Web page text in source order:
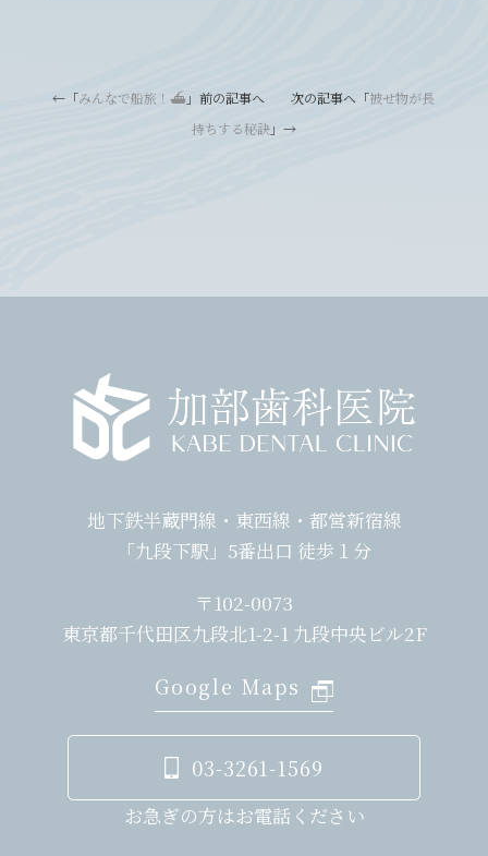
←「みんなで船旅！⛴」前の記事へ 次の記事へ「被せ物が長
持ちする秘訣」→
地下鉄半蔵門線・東西線・都営新宿線
「九段下駅」5番出口 徒歩１分
〒102-0073
東京都千代田区九段北1-2-1 九段中央ビル2F
Google Maps
03-3261-1569
お急ぎの方はお電話ください